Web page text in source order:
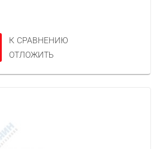
К СРАВНЕНИЮ
ОТЛОЖИТЬ